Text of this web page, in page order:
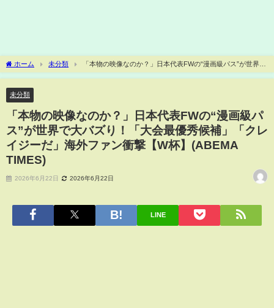
ホーム 未分類
「本物の映像なのか？」日本代表FWの“漫画級パス”が世界で
大バズり！「大会最優秀候補」「クレイジーだ」海外ファン衝撃【W杯】(ABEMA
未分類
「本物の映像なのか？」日本代表FWの“漫画級パ
ス”が世界で大バズり！「大会最優秀候補」「クレ
イジーだ」海外ファン衝撃【W杯】(ABEMA
TIMES)
2026年6月22日 2026年6月22日
LINE